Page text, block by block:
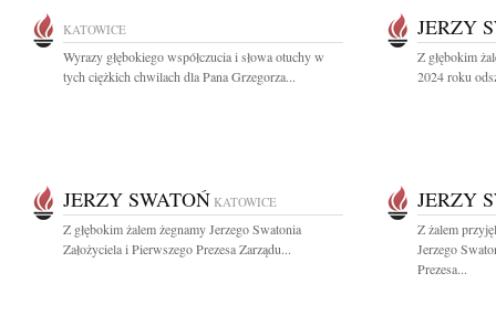
KATOWICE
Wyrazy głębokiego współczucia i słowa otuchy w
tych ciężkich chwilach dla Pana Grzegorza...
JERZY
Z głębokim
2024 roku
JERZY SWATOŃ KATOWICE
Z głębokim żalem żegnamy Jerzego Swatonia
Założyciela i Pierwszego Prezesa Zarządu...
JERZY
Z żalem
Jerzego
Prezesa...